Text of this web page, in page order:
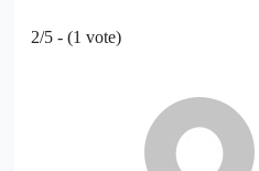
2/5 - (1 vote)